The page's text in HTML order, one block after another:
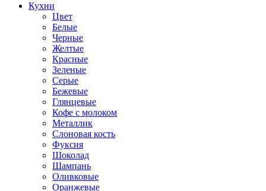
Кухни
Цвет
Белые
Черные
Желтые
Красные
Зеленые
Серые
Бежевые
Глянцевые
Кофе с молоком
Металлик
Слоновая кость
Фуксия
Шоколад
Шампань
Оливковые
Оранжевые